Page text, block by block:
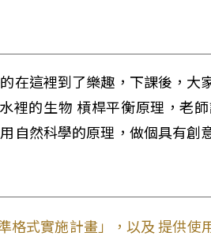
在這裡到了樂趣，下課後，大
裡的生物 槓桿平衡原理，老
自然科學的原理，做個具有創
格式實施計畫」，以及 提供使